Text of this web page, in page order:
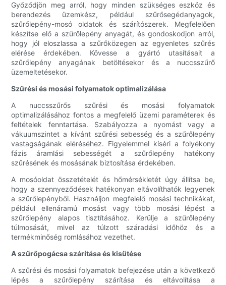
Győződjön meg arról, hogy minden szükséges eszköz és
berendezés üzemkész, például szűrősegédanyagok,
szűrőlepény-mosó oldatok és szárítószerek. Megfelelően
készítse elő a szűrőlepény anyagát, és gondoskodjon arról,
hogy jól eloszlassa a szűrőközegen az egyenletes szűrés
elérése érdekében. Kövesse a gyártó utasításait a
szűrőlepény anyagának betöltésekor és a nuccsszűrő
üzemeltetésekor.
Szűrési és mosási folyamatok optimalizálása
A nuccsszűrős szűrési és mosási folyamatok
optimalizálásához fontos a megfelelő üzemi paraméterek és
feltételek fenntartása. Szabályozza a nyomást vagy a
vákuumszintet a kívánt szűrési sebesség és a szűrőlepény
vastagságának eléréséhez. Figyelemmel kíséri a folyékony
fázis áramlási sebességét a szűrőlepény hatékony
szűrésének és mosásának biztosítása érdekében.
A mosóoldat összetételét és hőmérsékletét úgy állítsa be,
hogy a szennyeződések hatékonyan eltávolíthatók legyenek
a szűrőlepényből. Használjon megfelelő mosási technikákat,
például ellenáramú mosást vagy több mosási lépést a
szűrőlepény alapos tisztításához. Kerülje a szűrőlepény
túlmosását, mivel az túlzott száradási időhöz és a
termékminőség romlásához vezethet.
A szűrőpogácsa szárítása és kisütése
A szűrési és mosási folyamatok befejezése után a következő
lépés a szűrőlepény szárítása és eltávolítása a